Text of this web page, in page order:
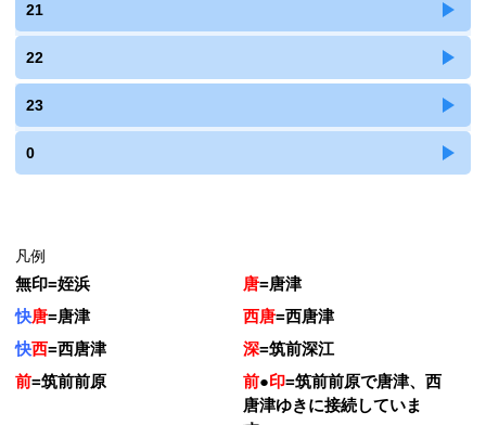
21
22
23
0
凡例
無印=姪浜 唐=唐津
快唐=唐津 西唐=西唐津
快西=西唐津 深=筑前深江
前=筑前前原 前●印=筑前前原で唐津、西
唐津ゆきに接続していま